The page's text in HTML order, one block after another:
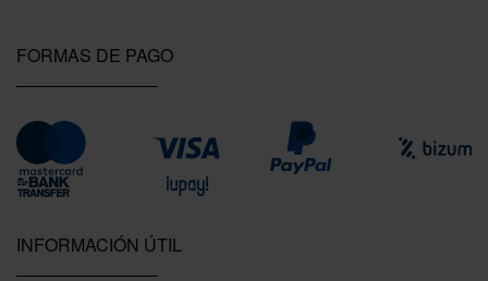
FORMAS DE PAGO
INFORMACIÓN ÚTIL